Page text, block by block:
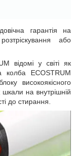
гарантія на
або
відомі у світі як
колба ECOSTRUM
високоякісного
на внутрішній
до стирання.